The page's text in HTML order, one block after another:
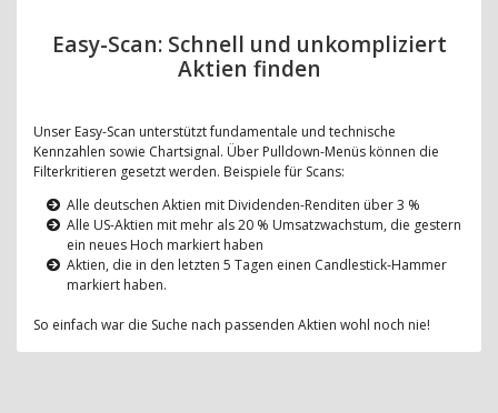
Easy-Scan: Schnell und unkompliziert
Aktien finden
Unser Easy-Scan unterstützt fundamentale und technische
Kennzahlen sowie Chartsignal. Über Pulldown-Menüs können die
Filterkritieren gesetzt werden. Beispiele für Scans:
Alle deutschen Aktien mit Dividenden-Renditen über 3 %
Alle US-Aktien mit mehr als 20 % Umsatzwachstum, die gestern
ein neues Hoch markiert haben
Aktien, die in den letzten 5 Tagen einen Candlestick-Hammer
markiert haben.
So einfach war die Suche nach passenden Aktien wohl noch nie!